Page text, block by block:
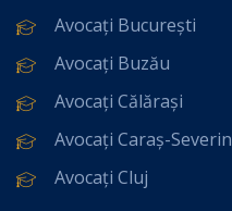
Avocați București
Avocați Buzău
Avocați Călărași
Avocați Caraș-Severin
Avocați Cluj